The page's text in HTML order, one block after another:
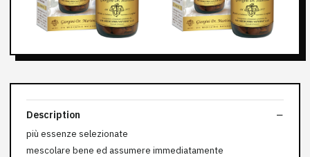
Description
più essenze selezionate
mescolare bene ed assumere immediatamente